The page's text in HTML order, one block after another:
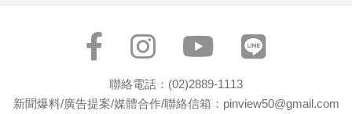
動
聯絡電話：(02)2889-1113
新聞爆料/廣告提案/媒體合作/聯絡信箱：pinview50@gmail.com